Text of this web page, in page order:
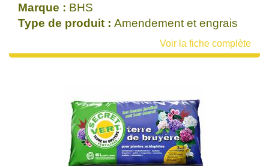
Marque : BHS
Type de produit : Amendement et engrais
Voir la fiche complète